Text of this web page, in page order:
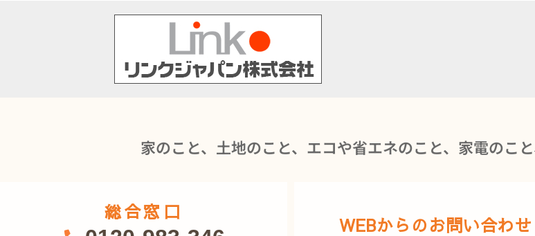
家のこと、土地のこと、エコや省エネのこと、家電のこ
総合窓口
WEBからのお問い合わせ